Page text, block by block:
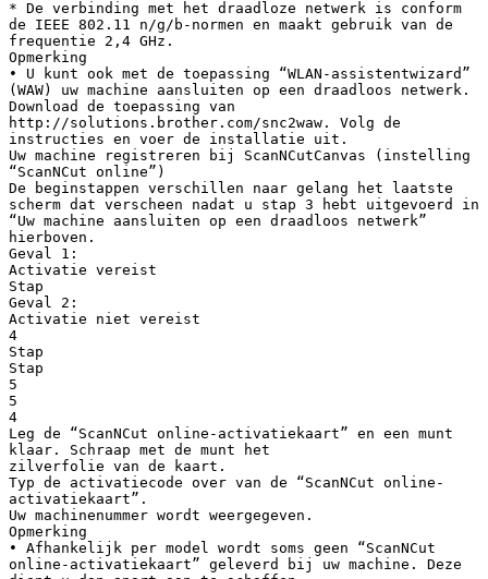
* De verbinding met het draadloze netwerk is conform
de IEEE 802.11 n/g/b-normen en maakt gebruik van de
frequentie 2,4 GHz.
Opmerking
• U kunt ook met de toepassing “WLAN-assistentwizard”
(WAW) uw machine aansluiten op een draadloos netwerk.
Download de toepassing van
http://solutions.brother.com/snc2waw. Volg de
instructies en voer de installatie uit.
Uw machine registreren bij ScanNCutCanvas (instelling
“ScanNCut online”)
De beginstappen verschillen naar gelang het laatste
scherm dat verscheen nadat u stap 3 hebt uitgevoerd in
“Uw machine aansluiten op een draadloos netwerk”
hierboven.
Geval 1:
Activatie vereist
Stap
Geval 2:
Activatie niet vereist
4
Stap
Stap
5
5
4
Leg de “ScanNCut online-activatiekaart” en een munt
klaar. Schraap met de munt het
zilverfolie van de kaart.
Typ de activatiecode over van de “ScanNCut online-
activatiekaart”.
Uw machinenummer wordt weergegeven.
Opmerking
• Afhankelijk per model wordt soms geen “ScanNCut
online-activatiekaart” geleverd bij uw machine. Deze